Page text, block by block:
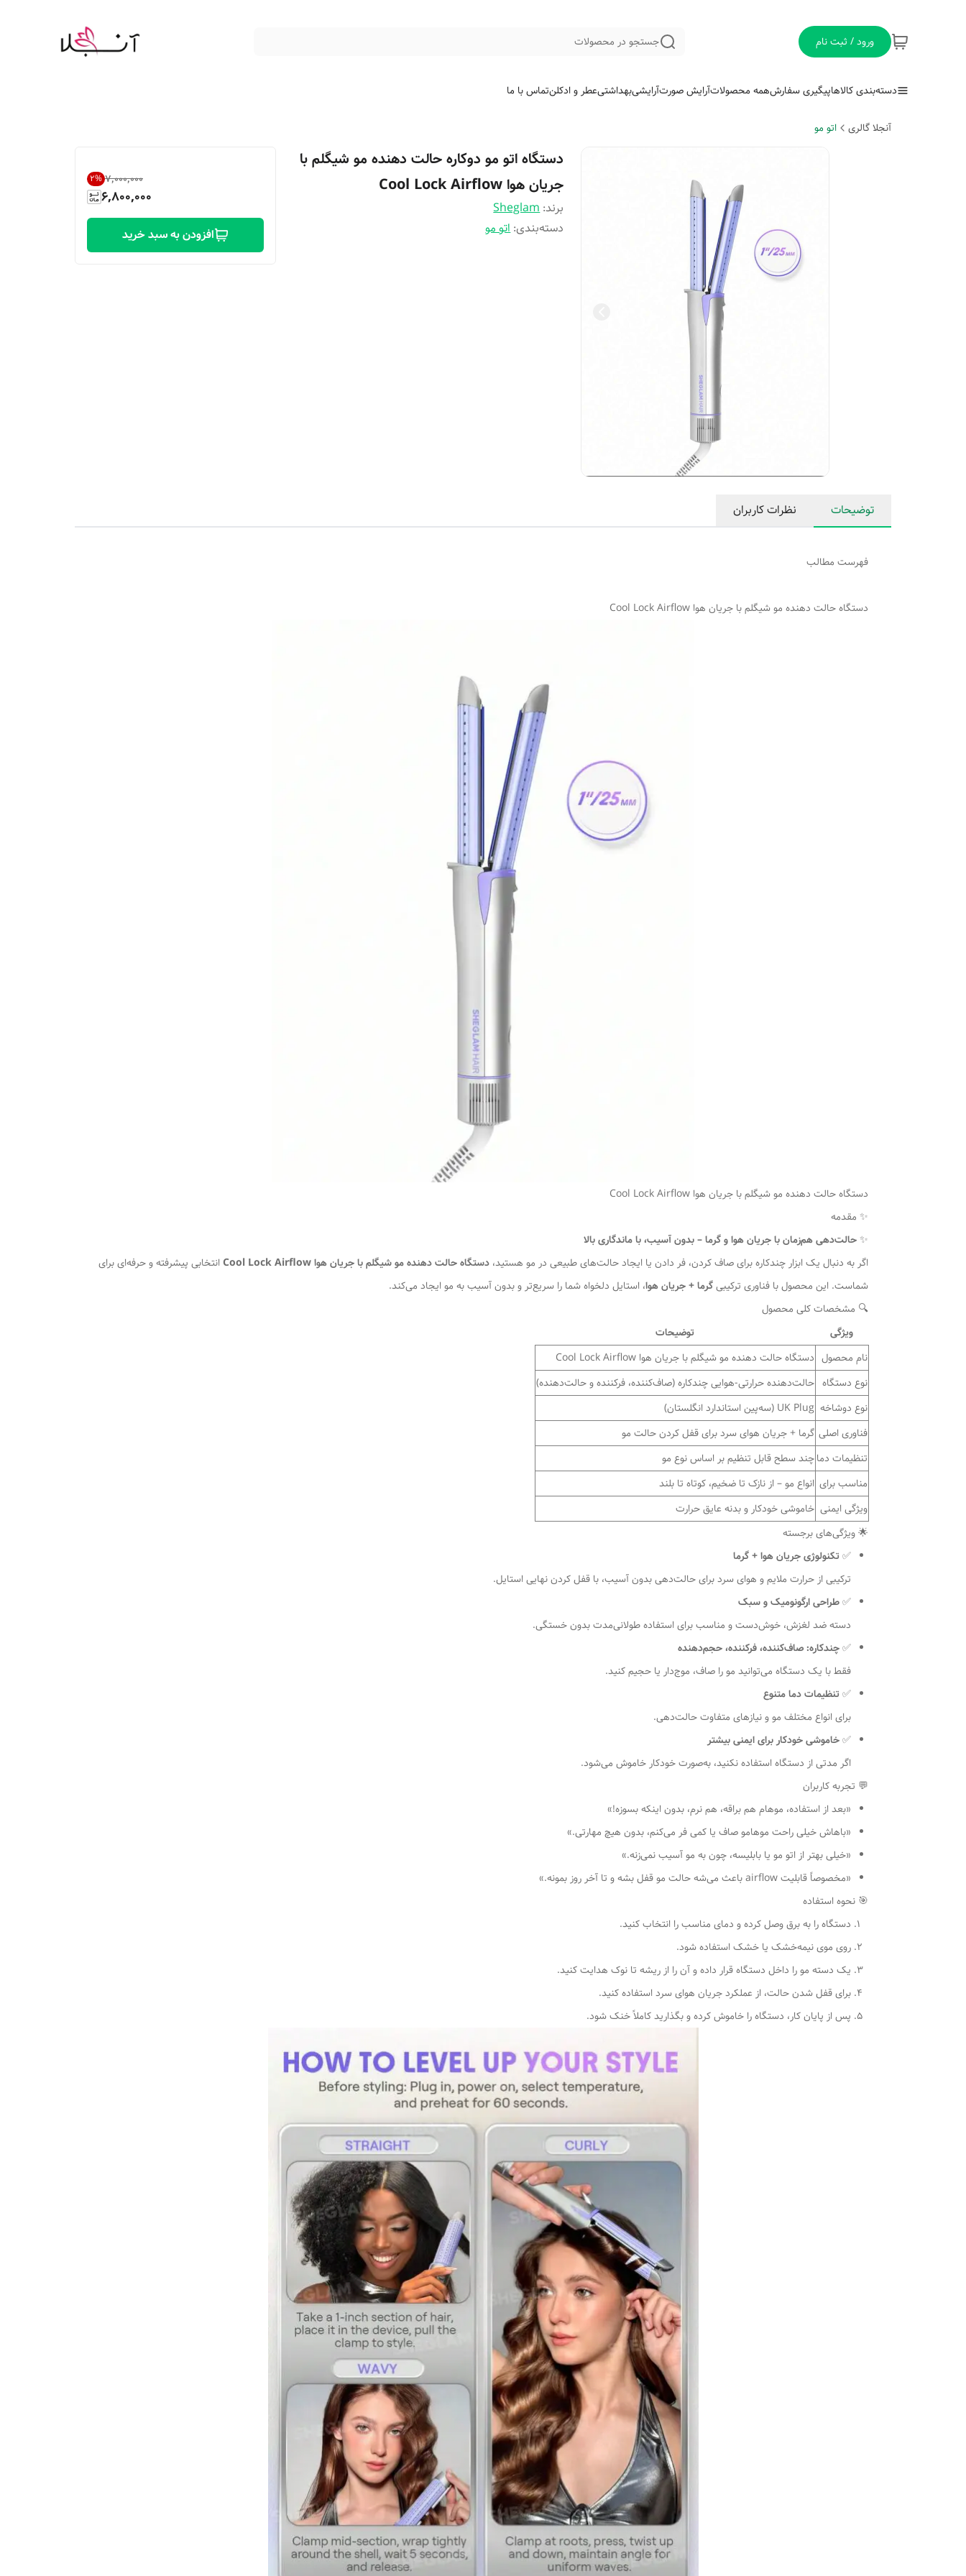
ورود / ثبت نام جستجو در محصولات
دسته‌بندی کالاهاپیگیری سفارشهمه محصولاتآرایش صورتآرایشیبهداشتیعطر و ادکلنتماس با ما
آنجلا گالری اتو مو
دستگاه اتو مو دوکاره حالت دهنده مو شیگلم با
جریان هوا Cool Lock Airflow
برند:Sheglam
دسته‌بندی:اتو مو
۷٬۰۰۰٬۰۰۰ 2%
6,800,000
افزودن به سبد خرید
توضیحات نظرات کاربران
فهرست مطالب
دستگاه حالت دهنده مو شیگلم با جریان هوا Cool Lock Airflow
دستگاه حالت دهنده مو شیگلم با جریان هوا Cool Lock Airflow
✨ مقدمه
✨حالت‌دهی هم‌زمان با جریان هوا و گرما – بدون آسیب، با ماندگاری بالا
اگر به دنبال یک ابزار چندکاره برای صاف کردن، فر دادن یا ایجاد حالت‌های طبیعی در مو هستید، دستگاه حالت دهنده مو شیگلم با جریان هوا Cool Lock Airflow
انتخابی پیشرفته و حرفه‌ای برای
شماست. این محصول با فناوری ترکیبیگرما + جریان هوا، استایل دلخواه شما را سریع‌تر و بدون آسیب به مو ایجاد می‌کند.
🔍 مشخصات کلی محصول
ویژگی
توضیحات
نام محصول دستگاه حالت دهنده مو شیگلم با جریان هوا Cool Lock Airflow
نوع دستگاه حالت‌دهنده حرارتی-هوایی چندکاره (صاف‌کننده، فرکننده و حالت‌دهنده)
نوع دوشاخه UK Plug (سه‌پین استاندارد انگلستان)
فناوری اصلی گرما + جریان هوای سرد برای قفل کردن حالت مو
تنظیمات دماچند سطح قابل تنظیم بر اساس نوع مو
مناسب برای انواع مو – از نازک تا ضخیم، کوتاه تا بلند
ویژگی ایمنی خاموشی خودکار و بدنه عایق حرارت
🌟 ویژگی‌های برجسته
✅ تکنولوژی جریان هوا + گرما
ترکیبی از حرارت ملایم و هوای سرد برای حالت‌دهی بدون آسیب، با قفل کردن نهایی استایل.
✅طراحی ارگونومیک و سبک
دسته ضد لغزش، خوش‌دست و مناسب برای استفاده طولانی‌مدت بدون خستگی.
✅چندکاره: صاف‌کننده، فرکننده، حجم‌دهنده
فقط با یک دستگاه می‌توانید مو را صاف، موج‌دار یا حجیم کنید.
✅ تنظیمات دما متنوع
برای انواع مختلف مو و نیازهای متفاوت حالت‌دهی.
✅خاموشی خودکار برای ایمنی بیشتر
اگر مدتی از دستگاه استفاده نکنید، به‌صورت خودکار خاموش می‌شود.
💬 تجربه کاربران
«بعد از استفاده، موهام هم براقه، هم نرم، بدون اینکه بسوزه!»
«باهاش خیلی راحت موهامو صاف یا کمی فر می‌کنم، بدون هیچ مهارتی.»
«خیلی بهتر از اتو مو یا بابلیسه، چون به مو آسیب نمی‌زنه.»
«مخصوصاً قابلیت airflow باعث می‌شه حالت مو قفل بشه و تا آخر روز بمونه.»
🎯 نحوه استفاده
دستگاه را به برق وصل کرده و دمای مناسب را انتخاب کنید.
روی موی نیمه‌خشک یا خشک استفاده شود.
یک دسته مو را داخل دستگاه قرار داده و آن را از ریشه تا نوک هدایت کنید.
برای قفل شدن حالت، از عملکرد جریان هوای سرد استفاده کنید.
پس از پایان کار، دستگاه را خاموش کرده و بگذارید کاملاً خنک شود.